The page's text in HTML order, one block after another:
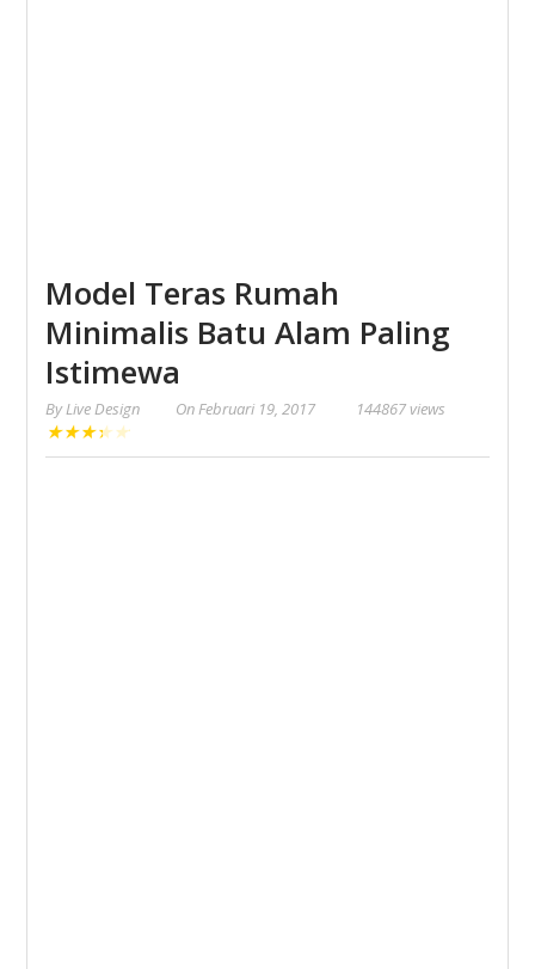
Model Teras Rumah
Minimalis Batu Alam Paling
Istimewa
ByLive Design OnFebruari 19, 2017 144867 views
★★★★★